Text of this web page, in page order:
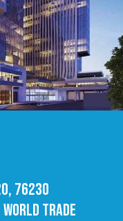
76230
World trade